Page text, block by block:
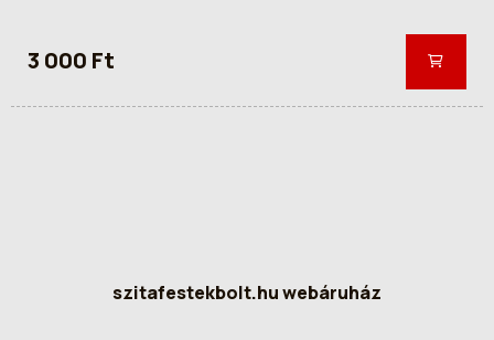
3 000 Ft
szitafestekbolt.hu webáruház